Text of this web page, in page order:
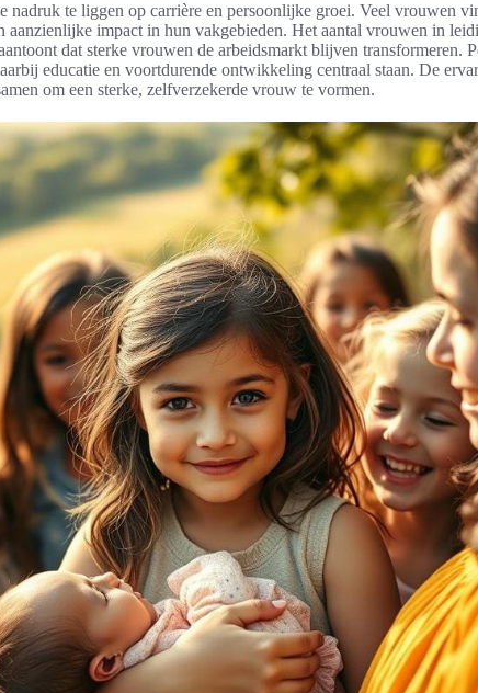
nadruk te liggen op carrière en persoonlijke groei. Veel vrouwen
aanzienlijke impact in hun vakgebieden. Het aantal vrouwen in
dat sterke vrouwen de arbeidsmarkt blijven transformeren.
educatie en voortdurende ontwikkeling centraal staan. De
om een sterke, zelfverzekerde vrouw te vormen.